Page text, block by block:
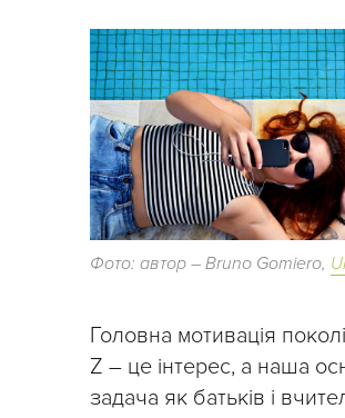
Фото: автор – Bruno Gomiero,
Головна мотивація
Z – це інтерес, а наша
задача як батьків і